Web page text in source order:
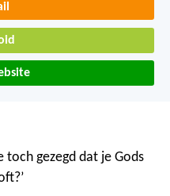
toch gezegd dat je Gods